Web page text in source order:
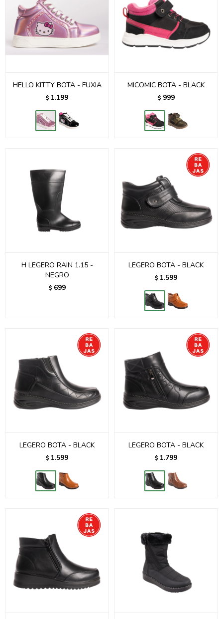
HELLO KITTY BOTA - FUXIA
$ 1.199
MICOMIC BOTA - BLACK
$ 999
H LEGERO RAIN 1.15 -
NEGRO
$ 699
LEGERO BOTA - BLACK
$ 1.599
LEGERO BOTA - BLACK
$ 1.599
LEGERO BOTA - BLACK
$ 1.799